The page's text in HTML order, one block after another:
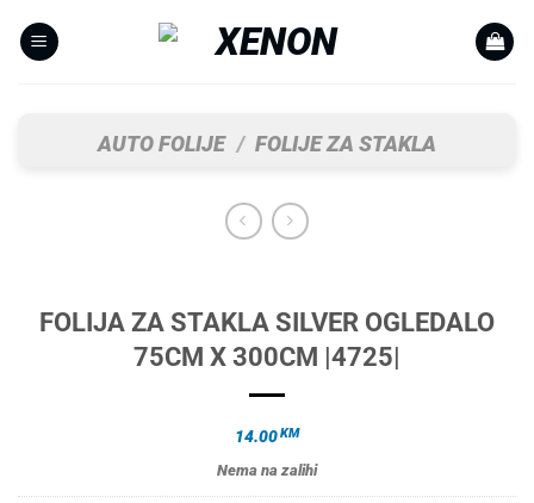
AUTO FOLIJE / FOLIJE ZA STAKLA
FOLIJA ZA STAKLA SILVER OGLEDALO
75CM X 300CM |4725|
14.00KM
Nema na zalihi